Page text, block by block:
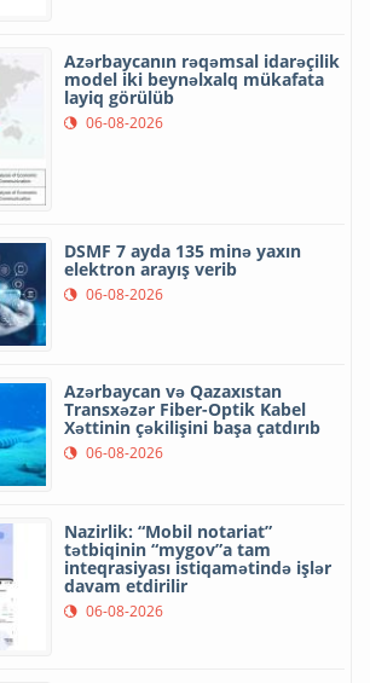
Azərbaycanın rəqəmsal idarəçilik
model iki beynəlxalq mükafata
layiq görülüb
06-08-2026
DSMF 7 ayda 135 minə yaxın
elektron arayış verib
06-08-2026
Azərbaycan və Qazaxıstan
Transxəzər Fiber-Optik Kabel
Xəttinin çəkilişini başa çatdırıb
06-08-2026
Nazirlik: “Mobil notariat”
tətbiqinin “mygov”a tam
inteqrasiyası istiqamətində işlər
davam etdirilir
06-08-2026